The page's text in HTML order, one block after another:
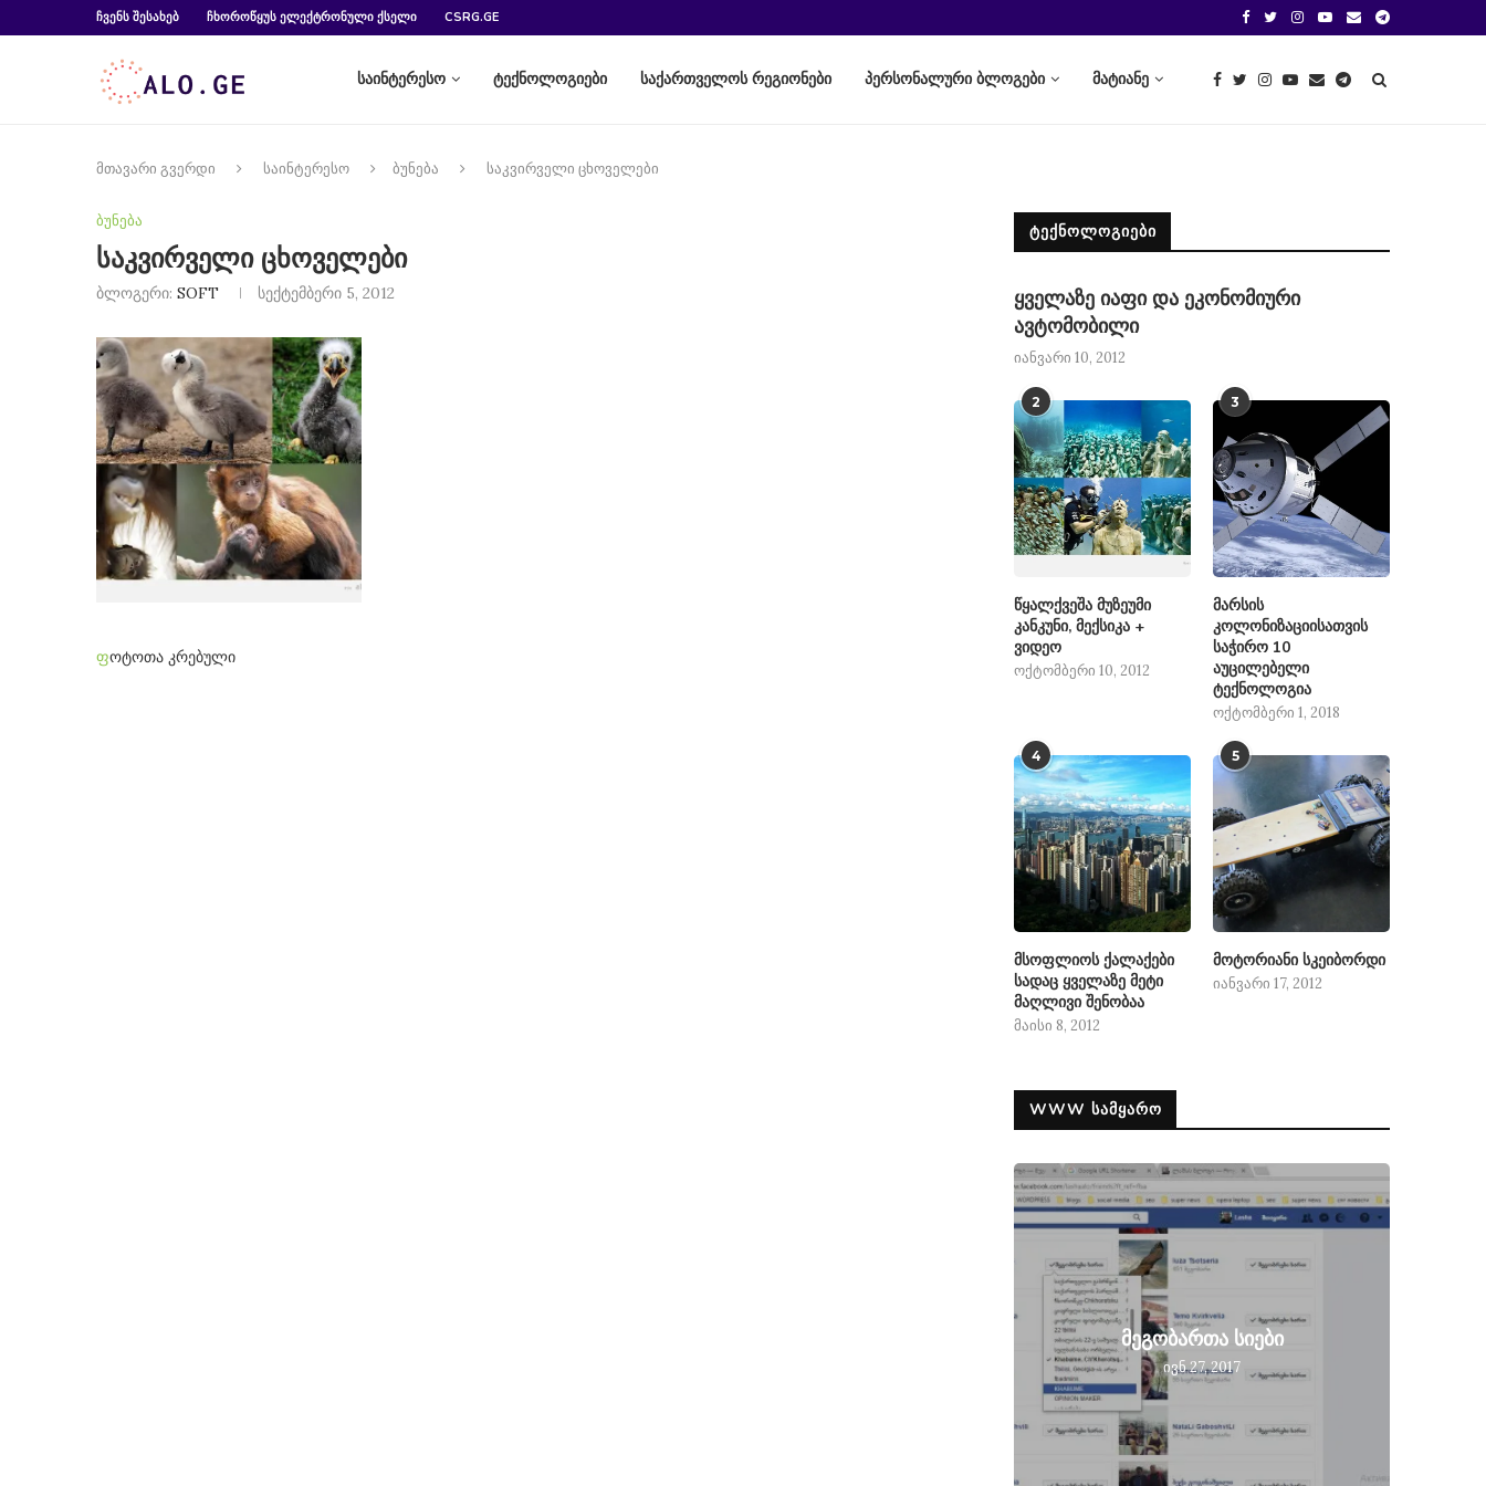
ᲩᲕᲔᲜᲡ ᲨᲔᲡᲐᲮᲔᲑ ᲩᲮᲝᲠᲝᲬᲧᲣᲡ ᲔᲚᲔᲥᲢᲠᲝᲜᲣᲚᲘ ᲥᲡᲔᲚᲘ CSRG.GE
საინტერესო ტექნოლოგიები საქართველოს რეგიონები პერსონალური ბლოგები მატიანე
მთავარი გვერდი საინტერესო ბუნება საკვირველი ცხოველები
ბუნება
საკვირველი ცხოველები
ბლოგერი: SOFT სექტემბერი 5, 2012
ფოტოთა კრებული
ᲢᲔᲥᲜᲝᲚᲝᲒᲘᲔᲑᲘ
ყველაზე იაფი და ეკონომიური
ავტომობილი
იანვარი 10, 2012
2
წყალქვეშა მუზეუმი
კანკუნი, მექსიკა +
ვიდეო
ოქტომბერი 10, 2012
3
მარსის
კოლონიზაციისათვის
საჭირო 10
აუცილებელი
ტექნოლოგია
ოქტომბერი 1, 2018
4
მსოფლიოს ქალაქები
სადაც ყველაზე მეტი
მაღლივი შენობაა
მაისი 8, 2012
5
მოტორიანი სკეიბორდი
იანვარი 17, 2012
WWW ᲡᲐᲛᲧᲐᲠᲝ
მეგობართა სიები
ივნ 27, 2017